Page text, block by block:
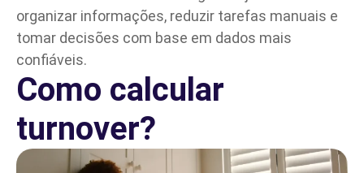
organizar informações, reduzir tarefas manuais e
tomar decisões com base em dados mais
confiáveis.
Como calcular
turnover?